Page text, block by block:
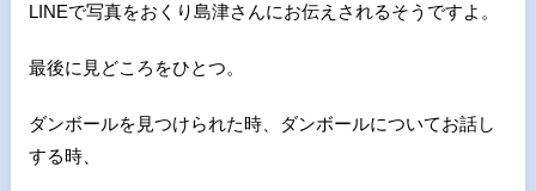
LINEで写真をおくり島津さんにお伝えされるそうですよ。
最後に見どころをひとつ。
ダンボールを見つけられた時、ダンボールについてお話し
する時、